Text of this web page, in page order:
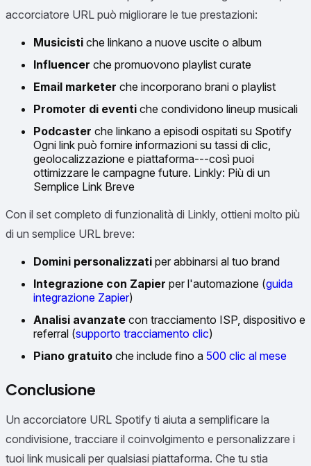
accorciatore URL può migliorare le tue prestazioni:
Musicisti che linkano a nuove uscite o album
Influencer che promuovono playlist curate
Email marketer che incorporano brani o playlist
Promoter di eventi che condividono lineup musicali
Podcaster che linkano a episodi ospitati su Spotify
Ogni link può fornire informazioni su tassi di clic,
geolocalizzazione e piattaforma---così puoi
ottimizzare le campagne future. Linkly: Più di un
Semplice Link Breve
Con il set completo di funzionalità di Linkly, ottieni molto più
di un semplice URL breve:
Domini personalizzati per abbinarsi al tuo brand
Integrazione con Zapier per l'automazione (guida
integrazione Zapier)
Analisi avanzate con tracciamento ISP, dispositivo e
referral (supporto tracciamento clic)
Piano gratuito che include fino a 500 clic al mese
Conclusione
Un accorciatore URL Spotify ti aiuta a semplificare la
condivisione, tracciare il coinvolgimento e personalizzare i
tuoi link musicali per qualsiasi piattaforma. Che tu stia